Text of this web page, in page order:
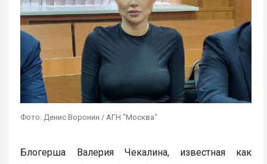
Фото: Денис Воронин / АГН "Москва"
Блогерша Валерия Чекалина, известная как